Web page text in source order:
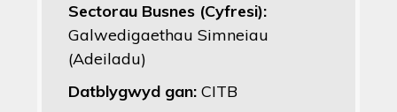
Sectorau Busnes (Cyfresi):
Galwedigaethau Simneiau
(Adeiladu)
Datblygwyd gan: CITB